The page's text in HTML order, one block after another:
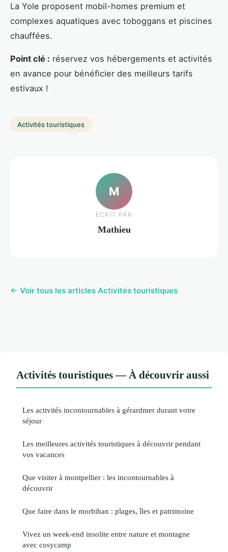
La Yole proposent mobil-homes premium et
complexes aquatiques avec toboggans et piscines
chauffées.
Point clé : réservez vos hébergements et activités
en avance pour bénéficier des meilleurs tarifs
estivaux !
Activités touristiques
M
ECRIT PAR
Mathieu
← Voir tous les articles Activités touristiques
Activités touristiques — À découvrir aussi
Les activités incontournables à gérardmer durant votre
séjour
Les meilleures activités touristiques à découvrir pendant
vos vacances
Que visiter à montpellier : les incontournables à
découvrir
Que faire dans le morbihan : plages, îles et patrimoine
Vivez un week-end insolite entre nature et montagne
avec cosycamp